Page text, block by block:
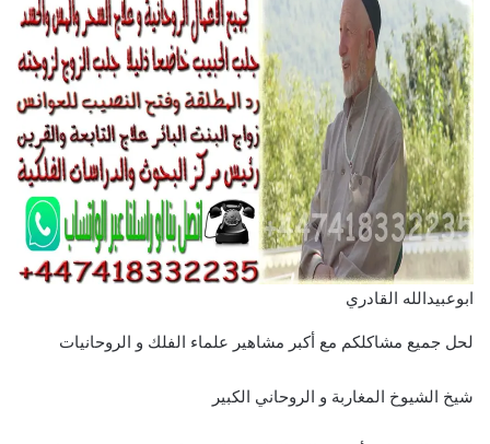
ابوعبيدالله القادري
لحل جميع مشاكلكم مع أكبر مشاهير علماء الفلك و الروحانيات
شيخ الشيوخ المغاربة و الروحاني الكبير